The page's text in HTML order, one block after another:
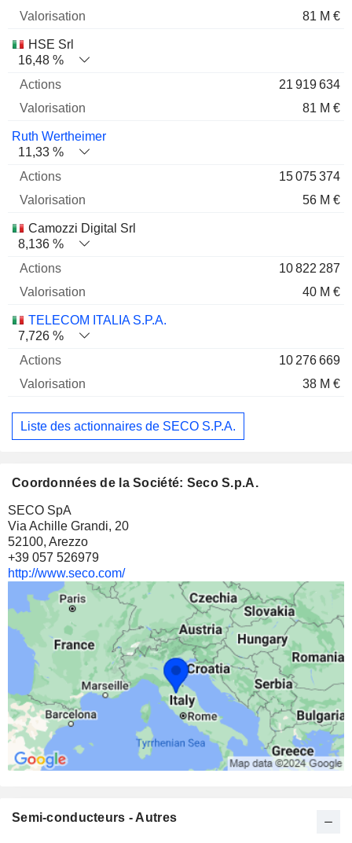
81 M €
HSE Srl
16,48 %
21 919 634
81 M €
Ruth Wertheimer
11,33 %
15 075 374
56 M €
Camozzi Digital Srl
8,136 %
10 822 287
40 M €
TELECOM ITALIA S.P.A.
7,726 %
10 276 669
38 M €
Liste des actionnaires de SECO S.P.A.
Coordonnées de la Société: Seco S.p.A.
SECO SpA
Via Achille Grandi, 20
52100, Arezzo
+39 057 526979
http://www.seco.com/
Semi-conducteurs - Autres